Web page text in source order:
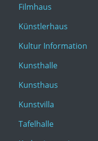
Filmhaus
Künstlerhaus
Kultur Information
Kunsthalle
Kunsthaus
Kunstvilla
Tafelhalle